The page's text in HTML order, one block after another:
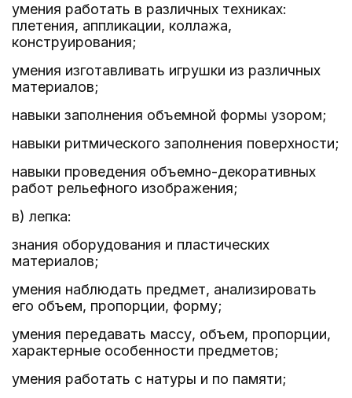
умения работать в различных техниках:
плетения, аппликации, коллажа,
конструирования;
умения изготавливать игрушки из различных
материалов;
навыки заполнения объемной формы узором;
навыки ритмического заполнения поверхности;
навыки проведения объемно-декоративных
работ рельефного изображения;
в) лепка:
знания оборудования и пластических
материалов;
умения наблюдать предмет, анализировать
его объем, пропорции, форму;
умения передавать массу, объем, пропорции,
характерные особенности предметов;
умения работать с натуры и по памяти;